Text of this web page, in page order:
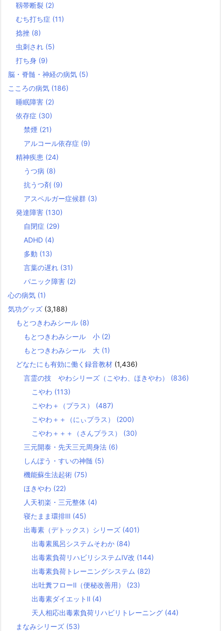
靱帯断裂 (2)
むち打ち症 (11)
捻挫 (8)
虫刺され (5)
打ち身 (9)
脳・脊髄・神経の病気 (5)
こころの病気 (186)
睡眠障害 (2)
依存症 (30)
禁煙 (21)
アルコール依存症 (9)
精神疾患 (24)
うつ病 (8)
抗うつ剤 (9)
アスペルガー症候群 (3)
発達障害 (130)
自閉症 (29)
ADHD (4)
多動 (13)
言葉の遅れ (31)
パニック障害 (2)
心の病気 (1)
気功グッズ (3,188)
もとつきわみシール (8)
もとつきわみシール 小 (2)
もとつきわみシール 大 (1)
どなたにも有効に働く録音教材 (1,436)
言霊の技 やわシリーズ（こやわ、ほきやわ） (836)
こやわ (113)
こやわ＋（プラス） (487)
こやわ＋＋（にぃプラス） (200)
こやわ＋＋＋（さんプラス） (30)
三元開泰・先天三元周身法 (6)
しんぽう・すいの神髄 (5)
機能蘇生法起術 (75)
ほきやわ (22)
人天初楽・三元整体 (4)
寝たまま環排Ⅲ (45)
出毒素（デトックス）シリーズ (401)
出毒素風呂システムそわか (84)
出毒素負荷リハビリシステムⅣ改 (144)
出毒素負荷トレーニングシステム (82)
出吐糞フローⅡ（便秘改善用） (23)
出毒素ダイエットⅡ (4)
天人相応出毒素負荷リハビリトレーニング (44)
まなみシリーズ (53)